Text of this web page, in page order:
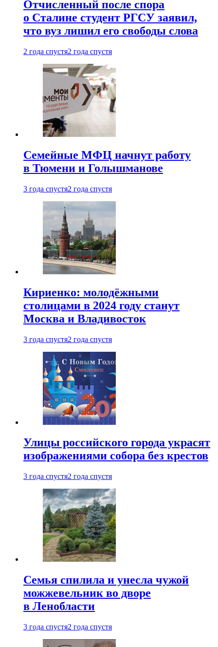
Отчисленный после спора
о Сталине студент РГСУ заявил,
что вуз лишил его свободы слова
2 года спустя2 года спустя
Семейные МФЦ начнут работу
в Тюмени и Голышманове
3 года спустя2 года спустя
Кириенко: молодёжными
столицами в 2024 году станут
Москва и Владивосток
3 года спустя2 года спустя
Улицы российского города украсят
изображениями собора без крестов
3 года спустя2 года спустя
Семья спилила и унесла чужой
можжевельник во дворе
в Ленобласти
3 года спустя2 года спустя